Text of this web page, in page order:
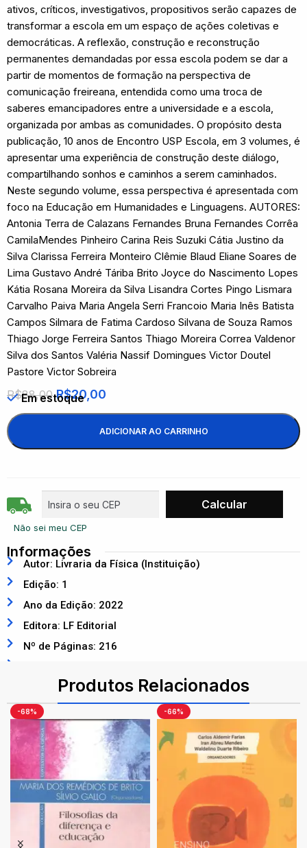
ativos, críticos, investigativos, propositivos serão capazes de
transformar a escola em um espaço de ações coletivas e
democráticas. A reflexão, construção e reconstrução
permanentes demandadas por essa escola podem se dar a
partir de momentos de formação na perspectiva de
comunicação freireana, entendida como uma troca de
saberes emancipadores entre a universidade e a escola,
organizada por ambas as comunidades. O propósito desta
publicação, 10 anos de Encontro USP Escola, em 3 volumes, é
apresentar uma experiência de construção deste diálogo,
compartilhando sonhos e caminhos a serem caminhados.
Neste segundo volume, essa perspectiva é apresentada com
foco na Educação em Humanidades e Linguagens. AUTORES:
Antonia Terra de Calazans Fernandes Bruna Fernandes Corrêa
CamilaMendes Pinheiro Carina Reis Suzuki Cátia Justino da
Silva Clarissa Ferreira Monteiro Clêmie Blaud Eliane Soares de
Lima Gustavo André Táriba Brito Joyce do Nascimento Lopes
Kátia Rosana Moreira da Silva Lisandra Cortes Pingo Lismara
Carvalho Paiva Maria Angela Serri Francoio Maria Inês Batista
Campos Silmara de Fatima Cardoso Silvana de Souza Ramos
Thiago Jorge Ferreira Santos Thiago Moreira Correa Valdenor
Silva dos Santos Valéria Nassif Domingues Victor Doutel
Pastore Victor Sobreira
R$88,00 R$20,00
Em estoque
ADICIONAR AO CARRINHO
Não sei meu CEP
Informações
Autor: Livraria da Física (Instituição)
Edição: 1
Ano da Edição: 2022
Editora: LF Editorial
Nº de Páginas: 216
Produtos Relacionados
-68% -66%